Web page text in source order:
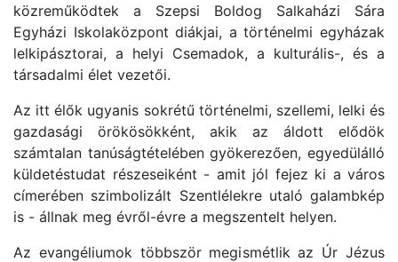
közreműködtek a Szepsi Boldog Salkaházi Sára
Egyházi Iskolaközpont diákjai, a történelmi egyházak
lelkipásztorai, a helyi Csemadok, a kulturális-, és a
társadalmi élet vezetői.
Az itt élők ugyanis sokrétű történelmi, szellemi, lelki és
gazdasági örökösökként, akik az áldott elődök
számtalan tanúságtételében gyökerezően, egyedülálló
küldetéstudat részeseiként - amit jól fejez ki a város
címerében szimbolizált Szentlélekre utaló galambkép
is - állnak meg évről-évre a megszentelt helyen.
Az evangéliumok többször megismétlik az Úr Jézus